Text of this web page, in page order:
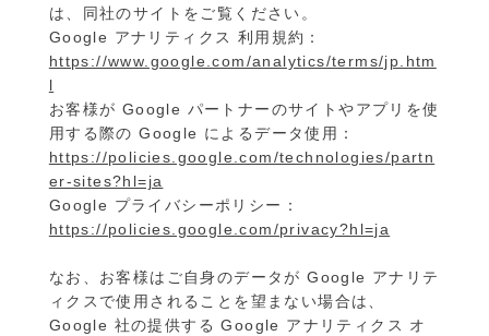
は、同社のサイトをご覧ください。
Google アナリティクス 利用規約：
https://www.google.com/analytics/terms/jp.htm
l
お客様が Google パートナーのサイトやアプリを使
用する際の Google によるデータ使用：
https://policies.google.com/technologies/partn
er-sites?hl=ja
Google プライバシーポリシー：
https://policies.google.com/privacy?hl=ja
なお、お客様はご自身のデータが Google アナリテ
ィクスで使用されることを望まない場合は、
Google 社の提供する Google アナリティクス オ